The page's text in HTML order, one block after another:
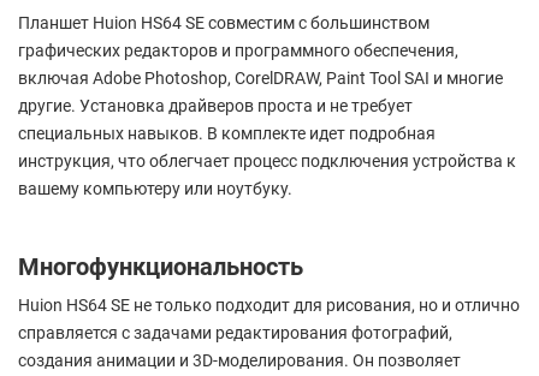
Планшет Huion HS64 SE совместим с большинством
графических редакторов и программного обеспечения,
включая Adobe Photoshop, CorelDRAW, Paint Tool SAI и многие
другие. Установка драйверов проста и не требует
специальных навыков. В комплекте идет подробная
инструкция, что облегчает процесс подключения устройства к
вашему компьютеру или ноутбуку.
Многофункциональность
Huion HS64 SE не только подходит для рисования, но и отлично
справляется с задачами редактирования фотографий,
создания анимации и 3D-моделирования. Он позволяет